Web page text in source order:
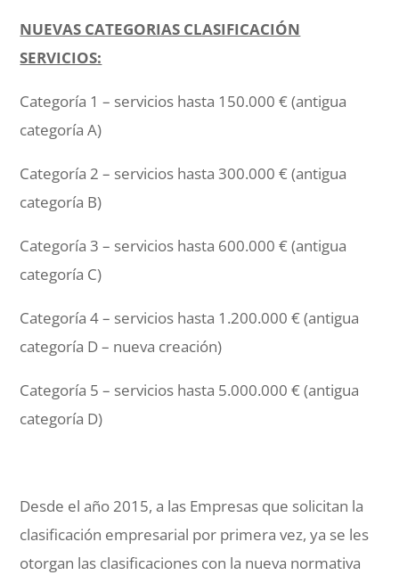
NUEVAS CATEGORIAS CLASIFICACIÓN
SERVICIOS:
Categoría 1 – servicios hasta 150.000 € (antigua
categoría A)
Categoría 2 – servicios hasta 300.000 € (antigua
categoría B)
Categoría 3 – servicios hasta 600.000 € (antigua
categoría C)
Categoría 4 – servicios hasta 1.200.000 € (antigua
categoría D – nueva creación)
Categoría 5 – servicios hasta 5.000.000 € (antigua
categoría D)
Desde el año 2015, a las Empresas que solicitan la
clasificación empresarial por primera vez, ya se les
otorgan las clasificaciones con la nueva normativa